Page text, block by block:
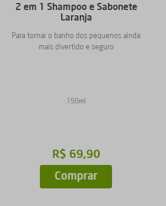
2 em 1 Shampoo e Sabonete
Laranja
Para tornar o banho dos pequenos ainda
mais divertido e seguro
150ml
R$ 69,90
Comprar